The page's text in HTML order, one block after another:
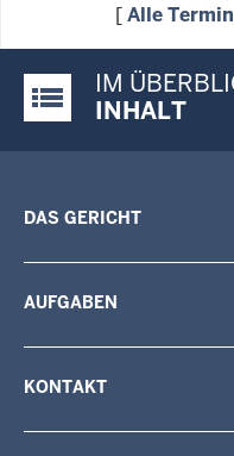
[Alle
Justiz-Portal im
IM
INHALT
DAS GERICHT
AUFGABEN
KONTAKT